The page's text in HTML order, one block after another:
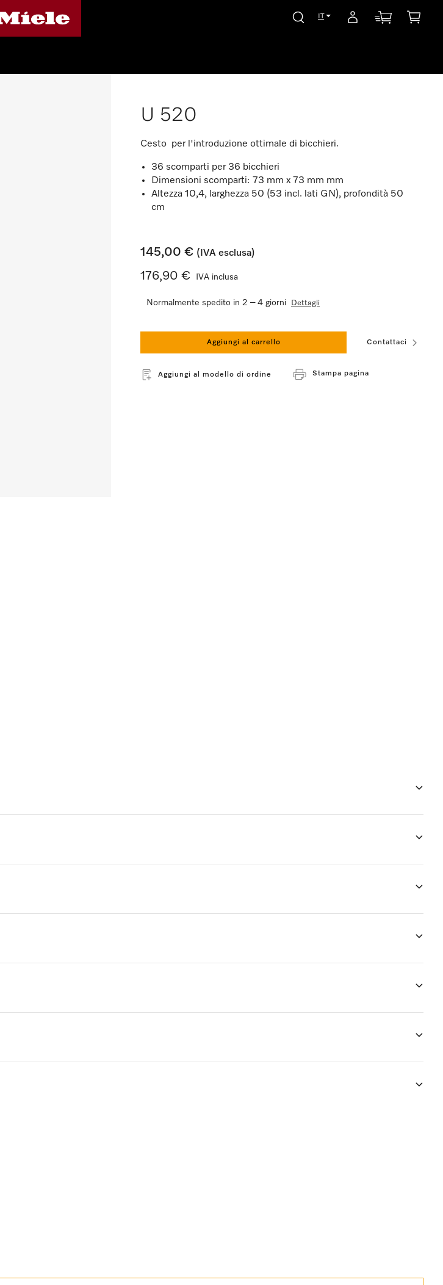
IT
U 520
Cesto per l'introduzione ottimale di bicchieri.
36 scomparti per 36 bicchieri
Dimensioni scomparti: 73 mm x 73 mm mm
Altezza 10,4, larghezza 50 (53 incl. lati GN), profondità 50
cm
145,00 € (IVA esclusa)
176,90 € IVA inclusa
Normalmente spedito in 2 – 4 giorni Dettagli
Aggiungi al carrello Contattaci
Aggiungi al modello di ordine Stampa pagina